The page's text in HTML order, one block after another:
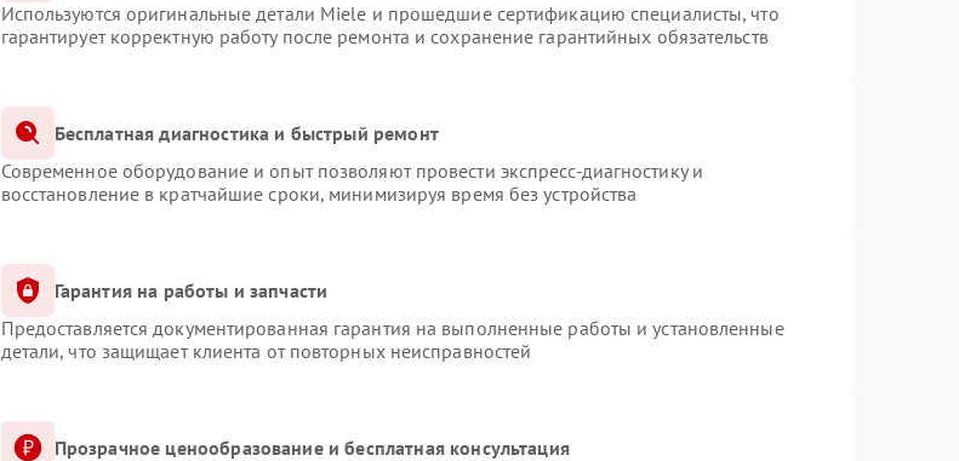
Используются оригинальные детали Miele и прошедшие сертификацию специалисты, что
гарантирует корректную работу после ремонта и сохранение гарантийных обязательств
Бесплатная диагностика и быстрый ремонт
Современное оборудование и опыт позволяют провести экспресс-диагностику и
восстановление в кратчайшие сроки, минимизируя время без устройства
Гарантия на работы и запчасти
Предоставляется документированная гарантия на выполненные работы и установленные
детали, что защищает клиента от повторных неисправностей
Прозрачное ценообразование и бесплатная консультация